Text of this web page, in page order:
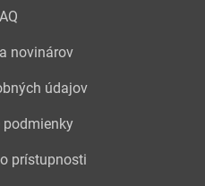
novinárov
údajov
podmienky
prístupnosti